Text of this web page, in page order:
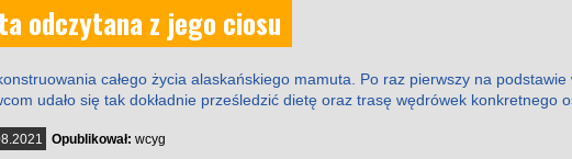
odczytana z jego ciosu
całego życia alaskańskiego mamuta. Po raz pierwszy na
udało się tak dokładnie prześledzić dietę oraz trasę wędrówek konkretnego
Opublikował: wcyg